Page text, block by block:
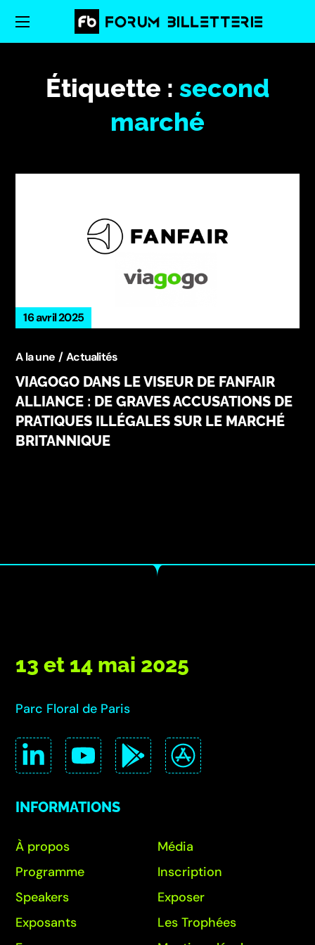
Étiquette : second
marché
16 avril 2025
A la une Actualités
VIAGOGO DANS LE VISEUR DE FANFAIR
ALLIANCE : DE GRAVES ACCUSATIONS DE
PRATIQUES ILLÉGALES SUR LE MARCHÉ
BRITANNIQUE
13 et 14 mai 2025
Parc Floral de Paris
INFORMATIONS
À propos
Programme
Speakers
Exposants
Média
Inscription
Exposer
Les Trophées